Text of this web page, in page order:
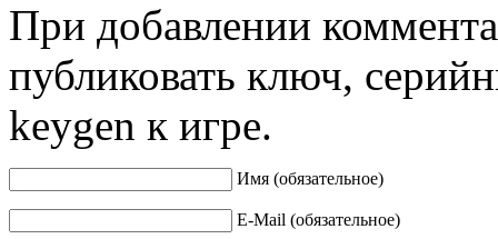
При добавлении
публиковать ключ,
keygen к игре.
Имя (обязательное)
E-Mail (обязательное)